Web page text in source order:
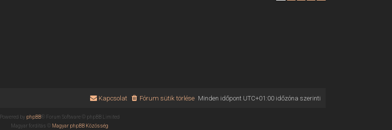
Minden időpont UTC+01:00időzóna szerinti
Fórum sütik törlése
Kapcsolat
Powered by phpBB® Forum Software © phpBB Limited
Magyar fordítás © Magyar phpBB Közösség